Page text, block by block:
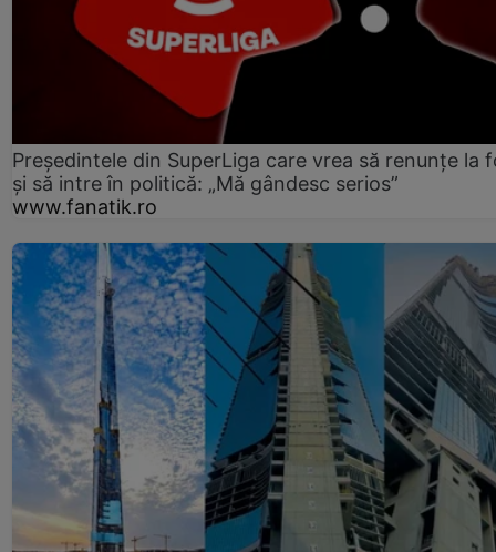
Președintele din SuperLiga care vrea să renunțe la
și să intre în politică: „Mă gândesc serios”
www.fanatik.ro